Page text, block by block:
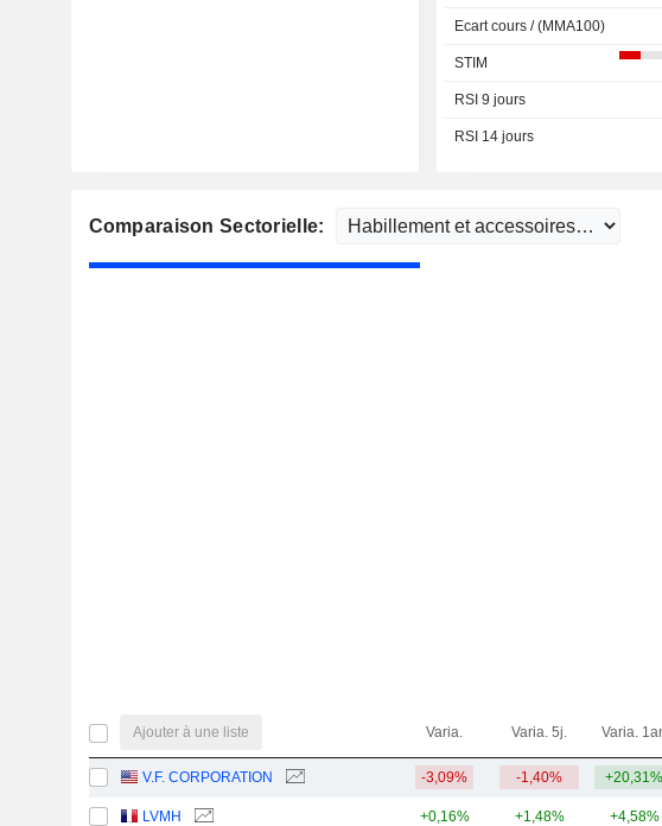
Ecart cours / (MMA100)
STIM
RSI 9 jours
RSI 14 jours
Comparaison Sectorielle:
Ajouter à une liste Varia. Varia. 5j. Varia.
V.F. CORPORATION -3,09% -1,40% +20,31%
LVMH +0,16% +1,48% +4,58%